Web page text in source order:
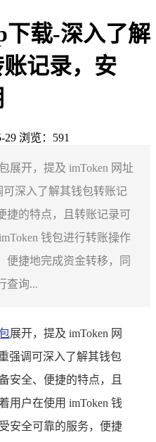
下载-深入了解
记录，安
29 浏览：591
展开，提及 imToken 网址
可深入了解其钱包转账记
捷的特点，且转账记录可
钱包进行转账操作
便捷地完成资金转移，同
查询...
展开，提及 imToken 网
强调可深入了解其钱包
安全、便捷的特点，且
用户在使用 imToken 钱
安全可靠的服务，便捷